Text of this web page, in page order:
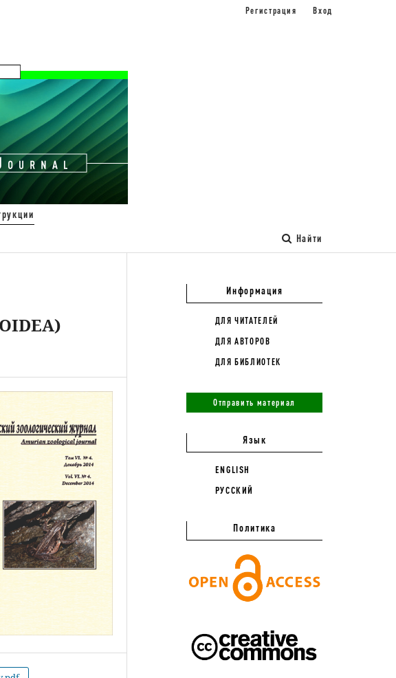
Найти
Регистрация Вход
Информация
ДЛЯ ЧИТАТЕЛЕЙ
ДЛЯ АВТОРОВ
ДЛЯ БИБЛИОТЕК
Отправить материал
Язык
ENGLISH
РУССКИЙ
Политика